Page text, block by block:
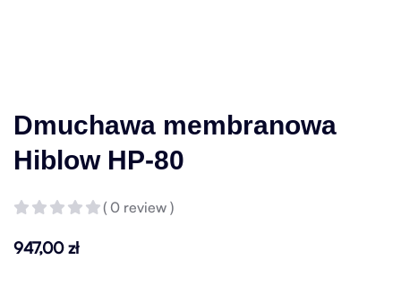
Dmuchawa membranowa
Hiblow HP-80
( 0 review )
947,00zł